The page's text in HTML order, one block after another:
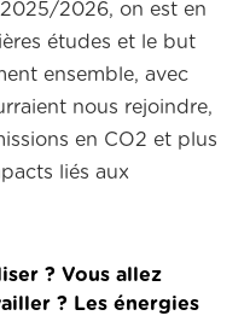
2026, on est en
études et le but
ensemble, avec
nous rejoindre,
en CO2 et plus
liés aux
? Vous allez
? Les énergies